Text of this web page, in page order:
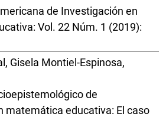
de Investigación en
Vol. 22 Núm. 1 (2019):
Gisela Montiel-Espinosa,
de
matemática educativa: El caso